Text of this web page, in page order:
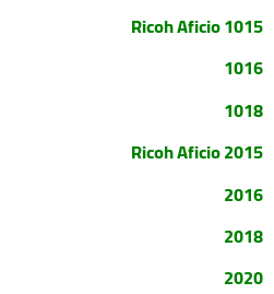
Ricoh Aficio 1015
1016
1018
Ricoh Aficio 2015
2016
2018
2020